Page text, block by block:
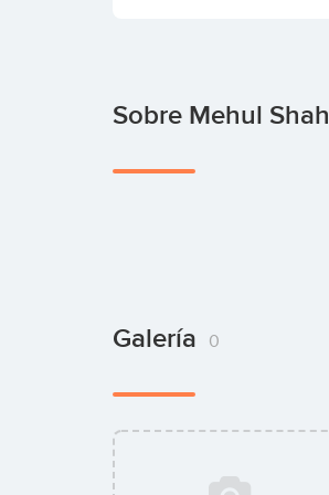
Sobre Mehul Shah
Galería 0